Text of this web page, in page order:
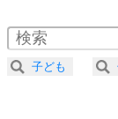
4
2.0倍速 （
2.5倍速 （
3.0倍速 （
子ども